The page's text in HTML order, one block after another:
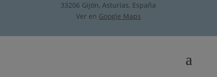
33206 Gijón, Asturias, España
Ver en Google Maps